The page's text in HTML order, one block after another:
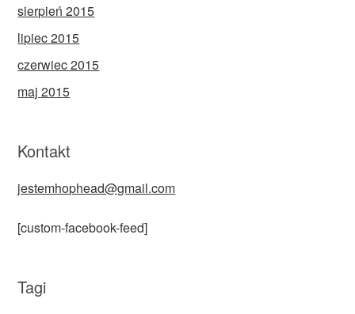
sierpień 2015
lipiec 2015
czerwiec 2015
maj 2015
Kontakt
jestemhophead@gmail.com
[custom-facebook-feed]
Tagi